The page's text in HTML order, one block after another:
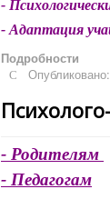
-
- Адаптация
Подробности
- Родителям
- Педагогам